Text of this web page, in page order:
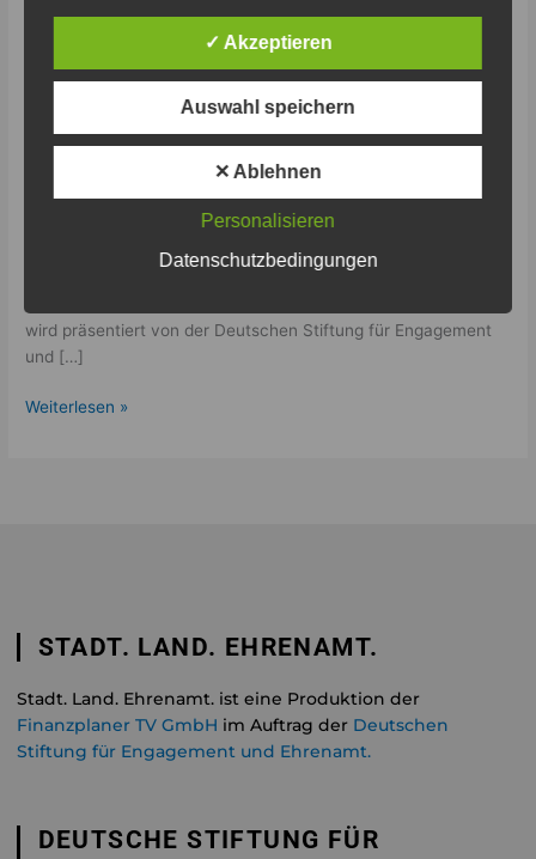
Förderverein NWS
Schreibe einen Kommentar /Staffel 1/CL
In Nordhessen befindet sich der Stadtteil Nieder-Werbe und die
Halbinsel Scheid. Der Förderverein setzt sich hier für das
Gemeinschaftswohl ein. Er ermöglicht den Kontakt und den
Austausch zwischen den ortsansässigen Vereinen und
wird präsentiert von der Deutschen Stiftung für Engagement
und […]
Weiterlesen »
STADT. LAND. EHRENAMT.
Stadt. Land. Ehrenamt. ist eine Produktion der
Finanzplaner TV GmbH im Auftrag der Deutschen
Stiftung für Engagement und Ehrenamt.
DEUTSCHE STIFTUNG FÜR
✓ Akzeptieren
Auswahl speichern
✕ Ablehnen
Personalisieren
Datenschutzbedingungen